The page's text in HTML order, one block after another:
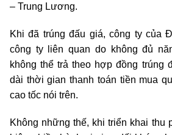
– Trung Lương.
Khi đã trúng đấu giá, công ty của
công ty liên quan do không đủ
không thể trả theo hợp đồng trúng
dài thời gian thanh toán tiền mua
cao tốc nói trên.
Không những thế, khi triển khai thu